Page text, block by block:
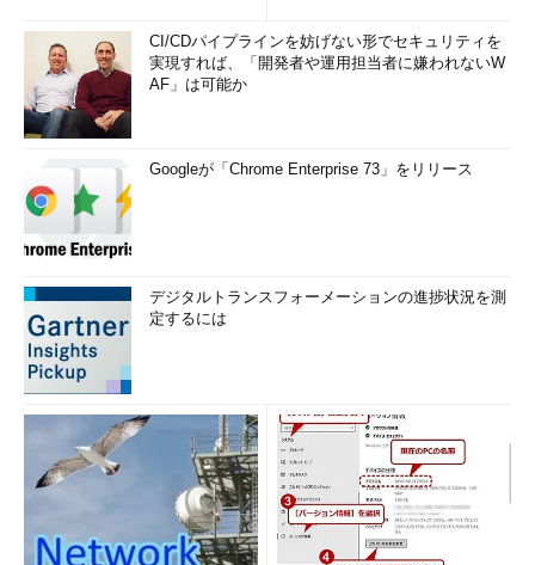
CI/CDパイプラインを妨げない形でセキュリティを
実現すれば、「開発者や運用担当者に嫌われないW
AF」は可能か
Googleが「Chrome Enterprise 73」をリリース
デジタルトランスフォーメーションの進捗状況を測
定するには